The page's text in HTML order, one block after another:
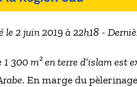
le 2 juin 2019 à 22h18 -
300 m² en terre d’islam est
. En marge du